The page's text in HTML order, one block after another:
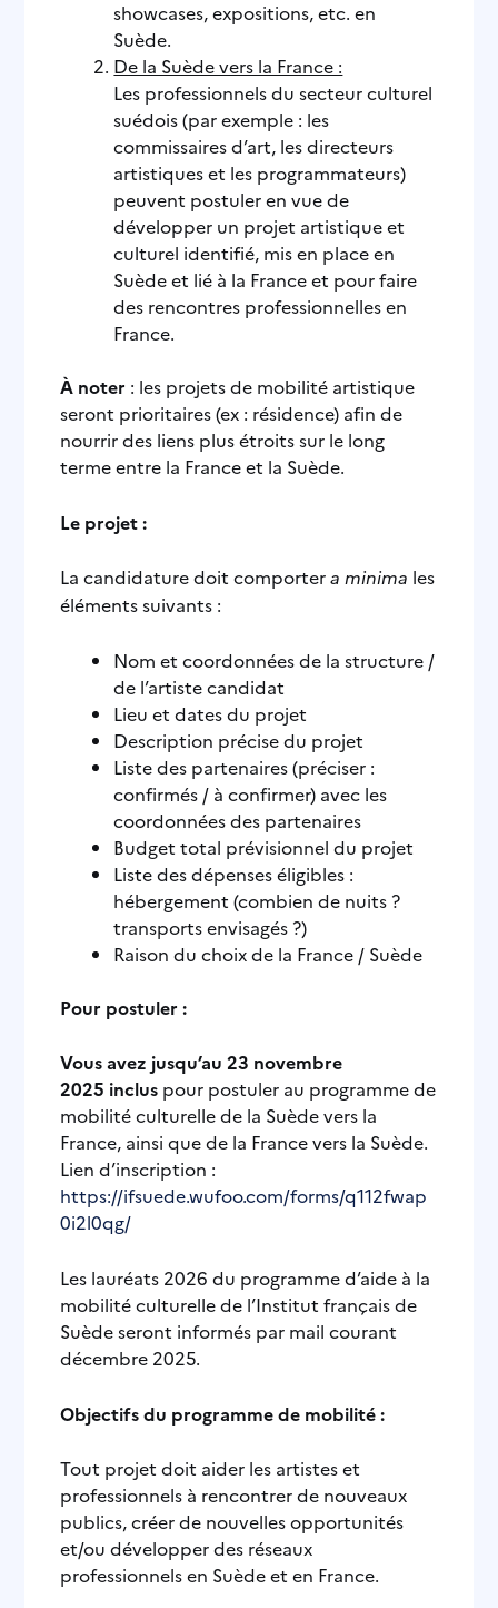
showcases, expositions, etc. en
Suède.
De la Suède vers la France :
Les professionnels du secteur culturel
suédois (par exemple : les
commissaires d’art, les directeurs
artistiques et les programmateurs)
peuvent postuler en vue de
développer un projet artistique et
culturel identifié, mis en place en
Suède et lié à la France et pour faire
des rencontres professionnelles en
France.
À noter : les projets de mobilité artistique
seront prioritaires (ex : résidence) afin de
nourrir des liens plus étroits sur le long
terme entre la France et la Suède.
Le projet :
La candidature doit comportera minima les
éléments suivants :
Nom et coordonnées de la structure /
de l’artiste candidat
Lieu et dates du projet
Description précise du projet
Liste des partenaires (préciser :
confirmés / à confirmer) avec les
coordonnées des partenaires
Budget total prévisionnel du projet
Liste des dépenses éligibles :
hébergement (combien de nuits ?
transports envisagés ?)
Raison du choix de la France / Suède
Pour postuler :
Vous avez jusqu’au 23 novembre
2025 inclus pour postuler au programme de
mobilité culturelle de la Suède vers la
France, ainsi que de la France vers la Suède.
Lien d’inscription :
https://ifsuede.wufoo.com/forms/q112fwap
0i2l0qg/
Les lauréats 2026 du programme d’aide à la
mobilité culturelle de l’Institut français de
Suède seront informés par mail courant
décembre 2025.
Objectifs du programme de mobilité :
Tout projet doit aider les artistes et
professionnels à rencontrer de nouveaux
publics, créer de nouvelles opportunités
et/ou développer des réseaux
professionnels en Suède et en France.